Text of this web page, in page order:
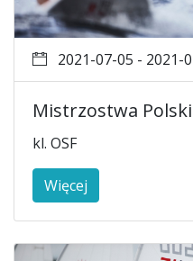
2021-07-05 - 2021-
Mistrzostwa
kl. OSF
Więcej